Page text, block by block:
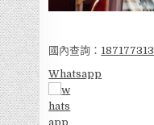
國內查詢：
Whatsapp